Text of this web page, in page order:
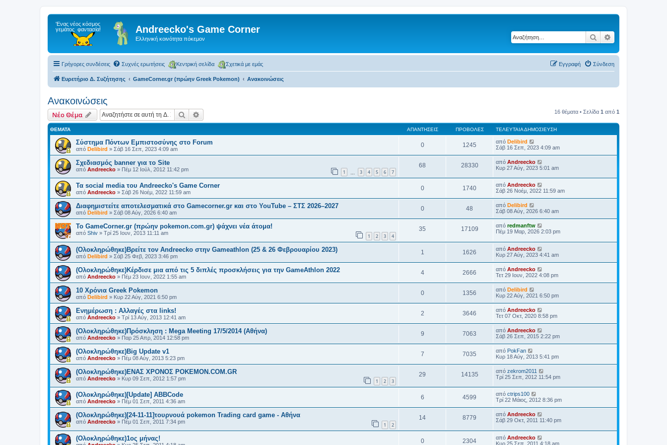
Andreecko's Game Corner
Ελληνική κοινότητα πόκεμον Αναζήτηση
Γρήγορες συνδέσεις Συχνές ερωτήσεις Κεντρική σελίδα Σχετικά με εμάς Σύνδεση
Εγγραφή
Ευρετήριο Δ. Συζήτησης GameCorner.gr (πρώην Greek Pokemon) Ανακοινώσεις
Ανακοινώσεις
Νέο Θέμα Αναζήτηση 16 θέματα • Σελίδα 1 από 1
ΘΈΜΑΤΑ ΑΠΑΝΤΉΣΕΙΣ ΠΡΟΒΟΛΈΣ ΤΕΛΕΥΤΑΊΑ ΔΗΜΟΣΊΕΥΣΗ
Σύστημα Πόντων Εμπιστοσύνης στο Forum
από Delibird » Σάβ 16 Σεπ, 2023 4:09 am
0 1245 από Delibird
Σάβ 16 Σεπ, 2023 4:09 am
Σχεδιασμός banner για το Site
από Andreecko » Πέμ 12 Ιούλ, 2012 11:42 pm 1 3 4 5 6 7
68 28330 από Andreecko
Κυρ 27 Αύγ, 2023 5:01 am
Τα social media του Andreecko's Game Corner
από Andreecko » Σάβ 26 Νοέμ, 2022 11:59 am
0 1740 από Andreecko
Σάβ 26 Νοέμ, 2022 11:59 am
Διαφημιστείτε αποτελεσματικά στο Gamecorner.gr και στο YouTube – ΣΤΣ 2026–2027
από Delibird » Σάβ 08 Αύγ, 2026 6:40 am
0 48 από Delibird
Σάβ 08 Αύγ, 2026 6:40 am
Το GameCorner.gr (πρώην pokemon.com.gr) ψάχνει νέα άτομα!
από Shiv » Τρί 25 Ιουν, 2013 11:11 am 1 2 3 4
35 17109 από redmanftw
Πέμ 19 Μαρ, 2026 2:03 pm
(Ολοκληρώθηκε)Βρείτε τον Andreecko στην Gameathlon (25 & 26 Φεβρουαρίου 2023)
από Delibird » Σάβ 25 Φεβ, 2023 3:46 pm
1 1626 από Andreecko
Κυρ 27 Αύγ, 2023 4:41 am
(Ολοκληρώθηκε)Κέρδισε μια από τις 5 διπλές προσκλήσεις για την GameAthlon 2022
από Andreecko » Πέμ 23 Ιουν, 2022 1:55 am
4 2666 από Andreecko
Τετ 29 Ιουν, 2022 4:08 pm
10 Χρόνια Greek Pokemon
από Delibird » Κυρ 22 Αύγ, 2021 6:50 pm
0 1356 από Delibird
Κυρ 22 Αύγ, 2021 6:50 pm
Ενημέρωση : Αλλαγές στα links!
από Andreecko » Τρί 13 Αύγ, 2013 12:41 am
2 3646 από Andreecko
Τετ 07 Οκτ, 2020 8:58 pm
(Ολοκληρώθηκε)Πρόσκληση : Mega Meeting 17/5/2014 (Αθήνα)
από Andreecko » Παρ 25 Απρ, 2014 12:58 pm
9 7063 από Andreecko
Σάβ 26 Σεπ, 2015 2:22 pm
(Ολοκληρώθηκε)Big Update v1
από Andreecko » Πέμ 08 Αύγ, 2013 5:23 pm
7 7035 από PokFan
Κυρ 18 Αύγ, 2013 5:41 pm
(Ολοκληρώθηκε)ΕΝΑΣ ΧΡΟΝΟΣ POKEMON.COM.GR
από Andreecko » Κυρ 09 Σεπ, 2012 1:57 pm 1 2 3
29 14135 από zekrom2011
Τρί 25 Σεπ, 2012 11:54 pm
(Ολοκληρώθηκε)[Update] ABBCode
από Andreecko » Πέμ 01 Σεπ, 2011 4:36 am
6 4599 από ctrips100
Τρί 22 Μάιος, 2012 8:36 pm
(Ολοκληρώθηκε)[24-11-11]τουρνουά pokemon Trading card game - Αθήνα
από Andreecko » Πέμ 01 Σεπ, 2011 7:34 pm 1 2
14 8779 από Andreecko
Σάβ 29 Οκτ, 2011 11:40 pm
(Ολοκληρώθηκε)1ος μήνας! 0 2304 από Andreecko
Κυρ 25 Σεπ, 2011 4:18 am